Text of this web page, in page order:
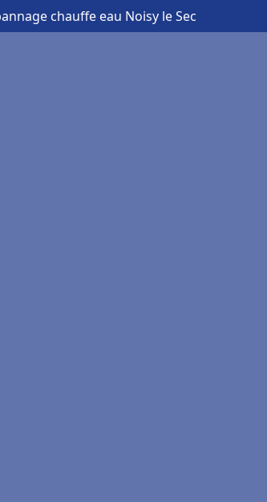
chauffe eau Noisy le Sec